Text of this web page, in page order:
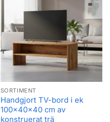
SORTIMENT
Handgjort TV-bord i ek
100x40x40 cm av
konstruerat trä